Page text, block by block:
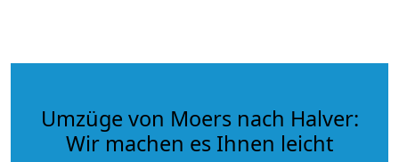
Umzüge von Moers nach Halver:
Wir machen es Ihnen leicht